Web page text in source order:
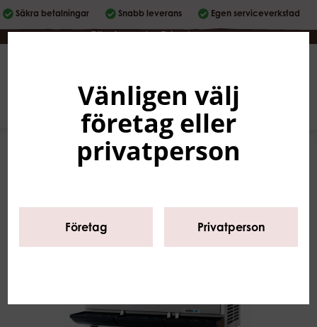
Säkra betalningar Snabb leverans Egen serviceverkstad
Företag | Privatperson
0
Vänligen välj
företag eller
privatperson
Företag Privatperson